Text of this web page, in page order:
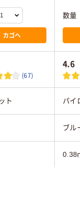
カゴへ
数量
(67)
4.6
ト パイ
ブル
0.38